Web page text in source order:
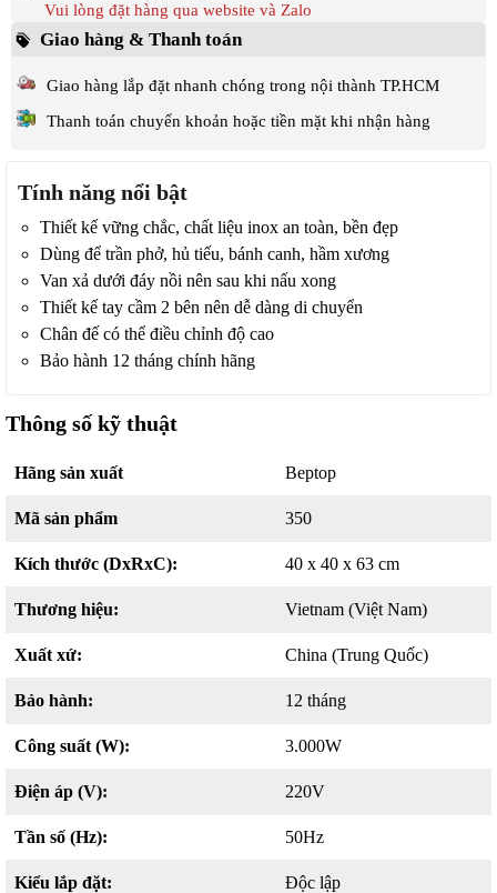
Vui lòng đặt hàng qua website và Zalo
Giao hàng & Thanh toán
Giao hàng lắp đặt nhanh chóng trong nội thành TP.HCM
Thanh toán chuyển khoản hoặc tiền mặt khi nhận hàng
Tính năng nổi bật
Thiết kế vững chắc, chất liệu inox an toàn, bền đẹp
Dùng để trần phở, hủ tiếu, bánh canh, hầm xương
Van xả dưới đáy nồi nên sau khi nấu xong
Thiết kế tay cầm 2 bên nên dễ dàng di chuyển
Chân đế có thể điều chỉnh độ cao
Bảo hành 12 tháng chính hãng
Thông số kỹ thuật
Hãng sản xuất Beptop
Mã sản phẩm 350
Kích thước (DxRxC): 40 x 40 x 63 cm
Thương hiệu: Vietnam (Việt Nam)
Xuất xứ: China (Trung Quốc)
Bảo hành: 12 tháng
Công suất (W): 3.000W
Điện áp (V): 220V
Tần số (Hz): 50Hz
Kiểu lắp đặt: Độc lập